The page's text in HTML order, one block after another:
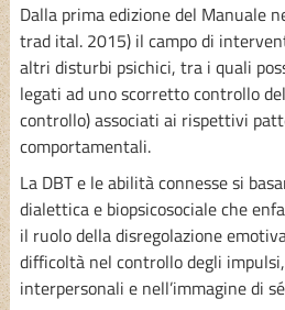
Dalla prima edizione del Manuale
trad ital. 2015) il campo di
altri disturbi psichici, tra i quali
legati ad uno scorretto controllo
controllo) associati ai rispettivi
comportamentali.
La DBT e le abilità connesse si
dialettica e biopsicosociale che
il ruolo della disregolazione
difficoltà nel controllo degli
interpersonali e nell’immagine di